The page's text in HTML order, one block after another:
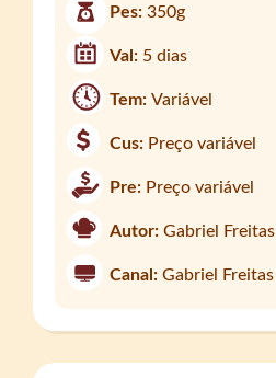
Pes:350g
Val: 5 dias
Tem:Variável
Cus: Preço variável
Pre: Preço variável
Autor: Gabriel Freitas
Canal: Gabriel Freitas